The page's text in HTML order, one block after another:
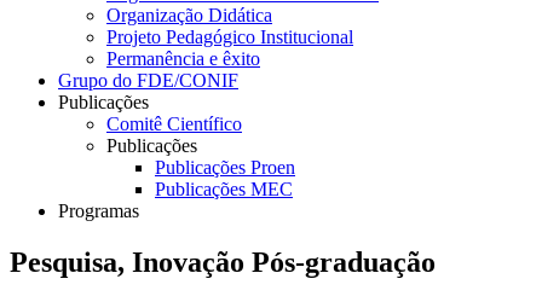
Organização Didática
Projeto Pedagógico Institucional
Permanência e êxito
Grupo do FDE/CONIF
Publicações
Comitê Científico
Publicações
Publicações Proen
Publicações MEC
Programas
Pesquisa, Inovação Pós-graduação